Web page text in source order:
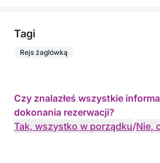
Tagi
Rejs żaglówką
Czy znalazłeś wszystkie
dokonania rezerwacji?
Tak, wszystko w porządku/Nie,